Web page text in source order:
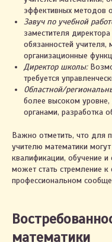
эффективных методов
Завуч по учебной
заместителя
обязанностей учителя,
организационные
Директор школы:
требуется
Областной/
более высоком уровне,
органами, разработка
Важно отметить, что для
учителю математики
квалификации, обучение
может стать стремление
профессиональном
математики